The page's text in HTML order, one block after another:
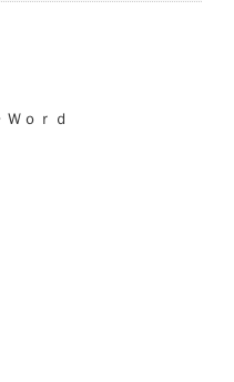
ｏｒｄ